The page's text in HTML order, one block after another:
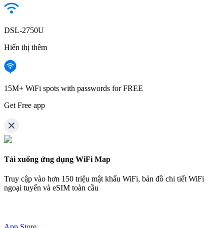
DSL-2750U
Hiển thị thêm
15M+ WiFi spots with passwords for FREE
Get Free app
Tải xuống ứng dụng WiFi Map
Truy cập vào hơn 150 triệu mật khẩu WiFi, bản đồ chi tiết WiFi
ngoại tuyến và eSIM toàn cầu